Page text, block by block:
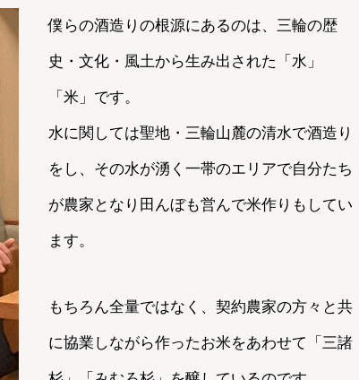
僕らの酒造りの根源にあるのは、三輪の歴
史・文化・風土から生み出された「水」
「米」です。
水に関しては聖地・三輪山麓の清水で酒造り
をし、その水が湧く一帯のエリアで自分たち
が農家となり田んぼも営んで米作りもしてい
ます。
もちろん全量ではなく、契約農家の方々と共
に協業しながら作ったお米をあわせて「三諸